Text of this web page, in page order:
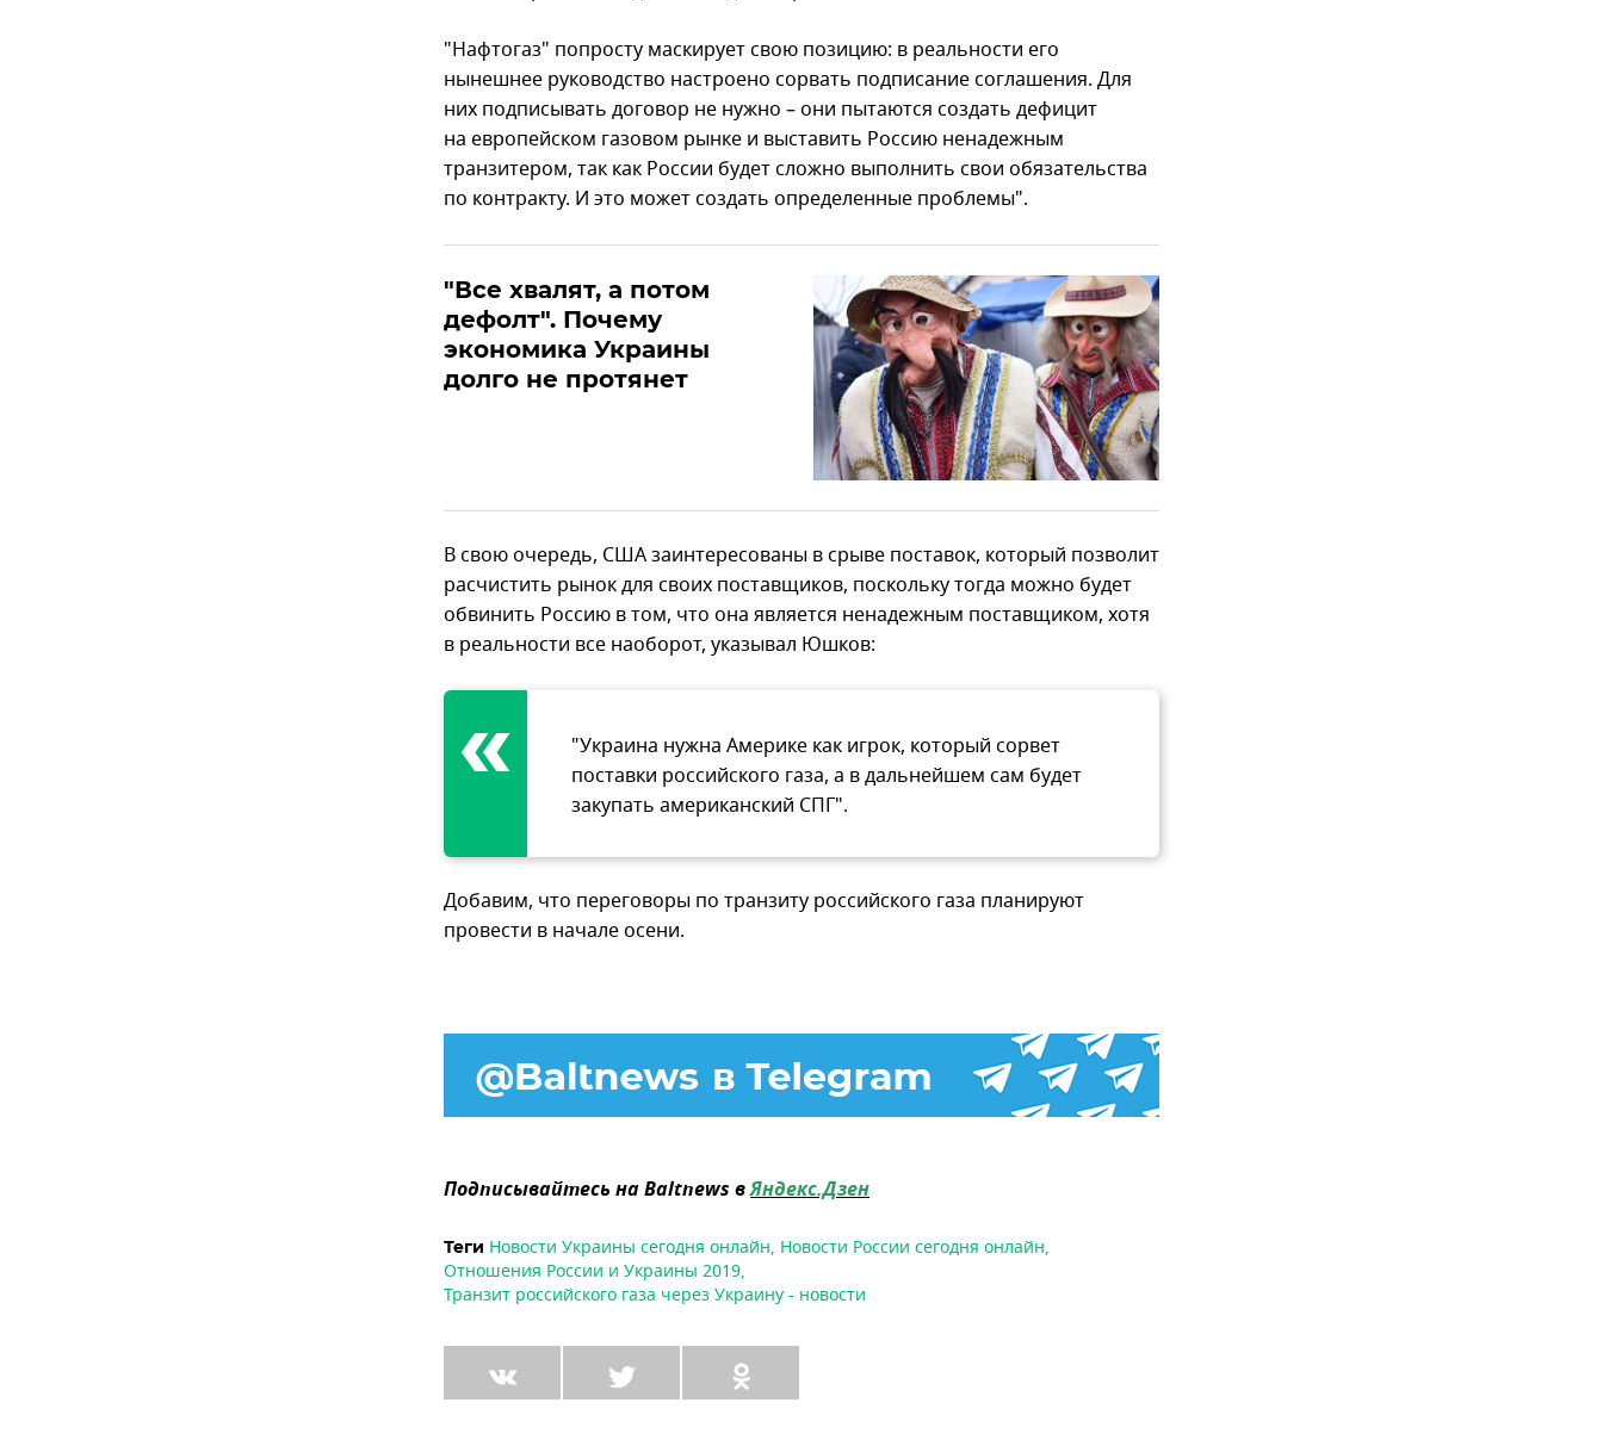
"Нафтогаз" попросту маскирует свою позицию: в реальности его
нынешнее руководство настроено сорвать подписание соглашения. Для
них подписывать договор не нужно – они пытаются создать дефицит
на европейском газовом рынке и выставить Россию ненадежным
транзитером, так как России будет сложно выполнить свои обязательства
по контракту. И это может создать определенные проблемы".
"Все хвалят, а потом
дефолт". Почему
экономика Украины
долго не протянет
В свою очередь, США заинтересованы в срыве поставок, который позволит
расчистить рынок для своих поставщиков, поскольку тогда можно будет
обвинить Россию в том, что она является ненадежным поставщиком, хотя
в реальности все наоборот, указывал Юшков:
"Украина нужна Америке как игрок, который сорвет
поставки российского газа, а в дальнейшем сам будет
закупать американский СПГ".
Добавим, что переговоры по транзиту российского газа планируют
провести в начале осени.
Подписывайтесь на Baltnews вЯндекс.Дзен
Теги Новости Украины сегодня онлайн, Новости России сегодня онлайн,
Отношения России и Украины 2019,
Транзит российского газа через Украину - новости